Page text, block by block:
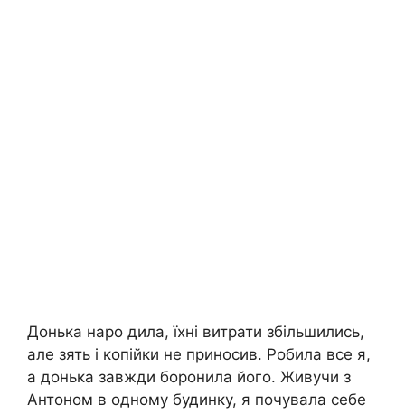
Донька наро дила, їхні витрати збільшились,
але зять і копійки не приносив. Робила все я,
а донька завжди боронила його. Живучи з
Антоном в одному будинку, я почувала себе